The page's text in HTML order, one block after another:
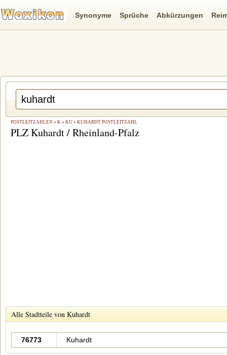
POSTLEITZAHLEN » K » KU » KUHARDT POSTLEITZAHL
PLZ Kuhardt / Rheinland-Pfalz
Alle Stadtteile von Kuhardt
76773 Kuhardt
Synonyme Sprüche Abkürzungen